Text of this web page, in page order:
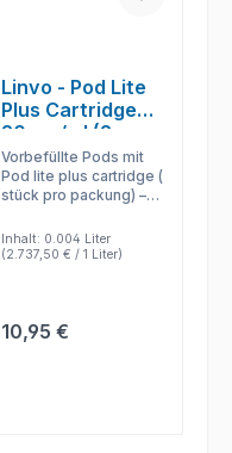
Linvo - Pod Lite
Plus Cartridge
20 mg/ml (2
Stück pro
Packung) -
Prefilled
Vorbefüllte Pods mit
Pod lite plus cartridge (
stück pro packung) –
losdampfen und den
Geschmack ohne
Inhalt: 0.004 Liter
(2.737,50 € / 1 Liter)
Regulärer Preis:
10,95 €